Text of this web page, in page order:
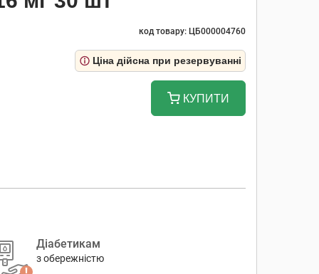
код товару: ЦБ000004760
Ціна дійсна при резервуванні
КУПИТИ
Діабетикам
з обережністю